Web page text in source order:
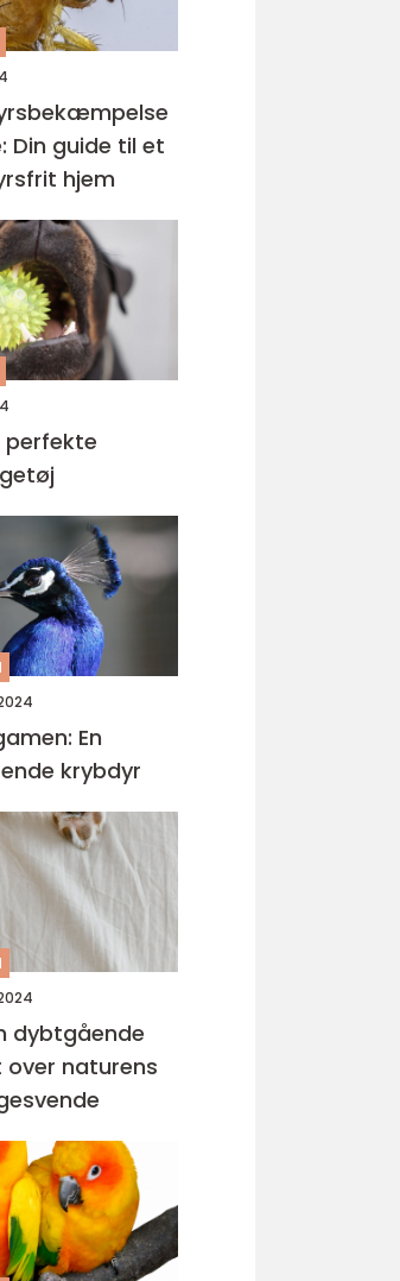
Din guide til et
hjem
perfekte
En
krybdyr
dybtgående
over naturens